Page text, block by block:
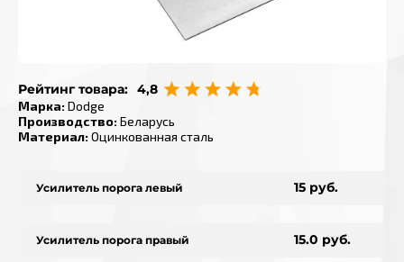
Рейтинг товара: 4,8
Марка:Dodge
Производство:Беларусь
Материал:Оцинкованная сталь
Усилитель порога левый 15 руб.
Усилитель порога правый 15.0 руб.